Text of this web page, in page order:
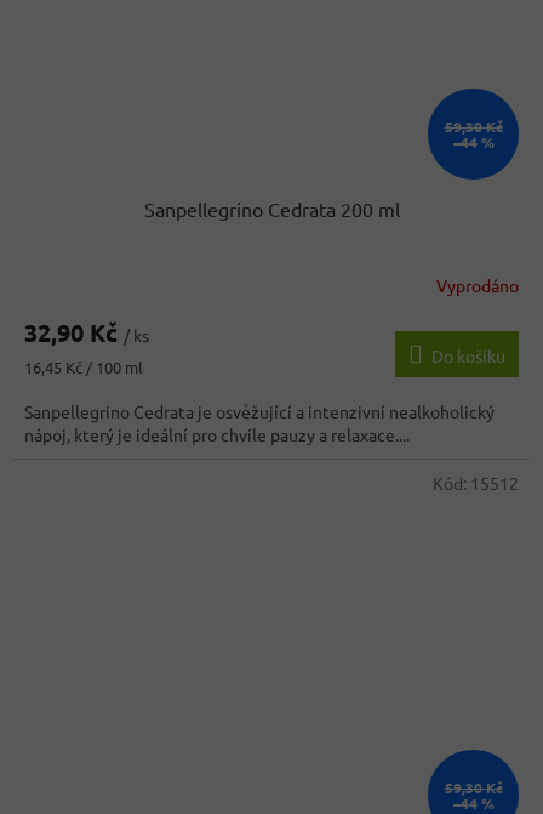
59,30 Kč
–44 %
Sanpellegrino Cedrata 200 ml
Vyprodáno
32,90 Kč / ks
Měrná
16,45 Kč / 100 ml
Do košíku
Sanpellegrino Cedrata je osvěžující a intenzivní nealkoholický
nápoj, který je ideální pro chvíle pauzy a relaxace....
59,30 Kč
–44 %
Kód: 15512